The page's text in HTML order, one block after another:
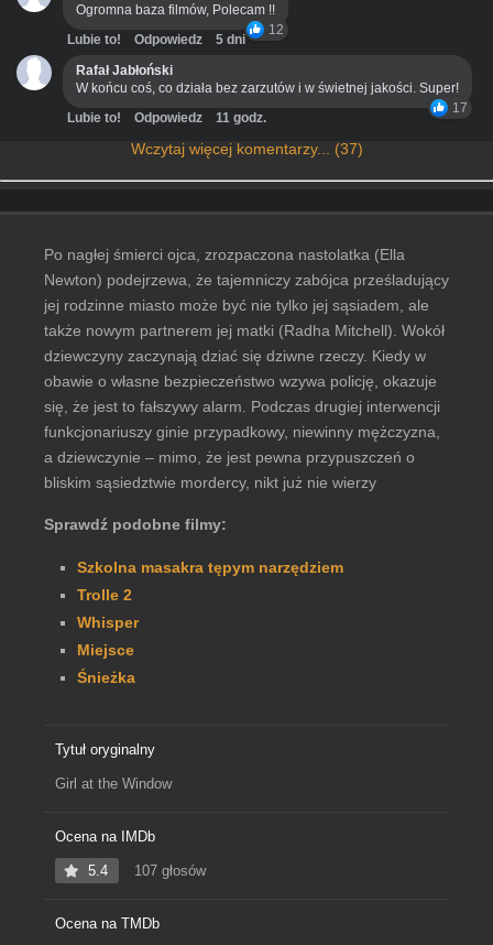
Ogromna baza filmów, Polecam !!
12
Lubie to! Odpowiedz
5 dni
Rafał Jabłoński
W końcu coś, co działa bez zarzutów i w świetnej jakości. Super!
17
Lubie to! Odpowiedz 11 godz.
Wczytaj więcej komentarzy... (37)
Po nagłej śmierci ojca, zrozpaczona nastolatka (Ella
Newton) podejrzewa, że tajemniczy zabójca prześladujący
jej rodzinne miasto może być nie tylko jej sąsiadem, ale
także nowym partnerem jej matki (Radha Mitchell). Wokół
dziewczyny zaczynają dziać się dziwne rzeczy. Kiedy w
obawie o własne bezpieczeństwo wzywa policję, okazuje
się, że jest to fałszywy alarm. Podczas drugiej interwencji
funkcjonariuszy ginie przypadkowy, niewinny mężczyzna,
a dziewczynie – mimo, że jest pewna przypuszczeń o
bliskim sąsiedztwie mordercy, nikt już nie wierzy
Sprawdź podobne filmy:
Szkolna masakra tępym narzędziem
Trolle 2
Whisper
Miejsce
Śnieżka
Tytuł oryginalny
Girl at the Window
Ocena na IMDb
5.4 107 głosów
Ocena na TMDb